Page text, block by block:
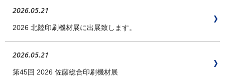
2026.05.21
2026 北陸印刷機材展に出展致します。
2026.05.21
第45回 2026 佐藤総合印刷機材展